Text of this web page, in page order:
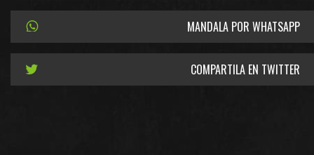
MANDALA POR WHATSAPP
COMPARTILA EN TWITTER